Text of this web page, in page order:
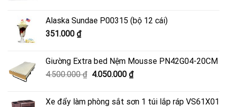
Alaska Sundae P00315 (bộ 12 cái)
351.000 ₫
Giường Extra bed Nệm Mousse PN42G04-20CM
4.500.000₫ Giá
4.050.000 ₫Giá
Xe đẩy làm phòng sắt sơn 1 túi lắp ráp VS61X01